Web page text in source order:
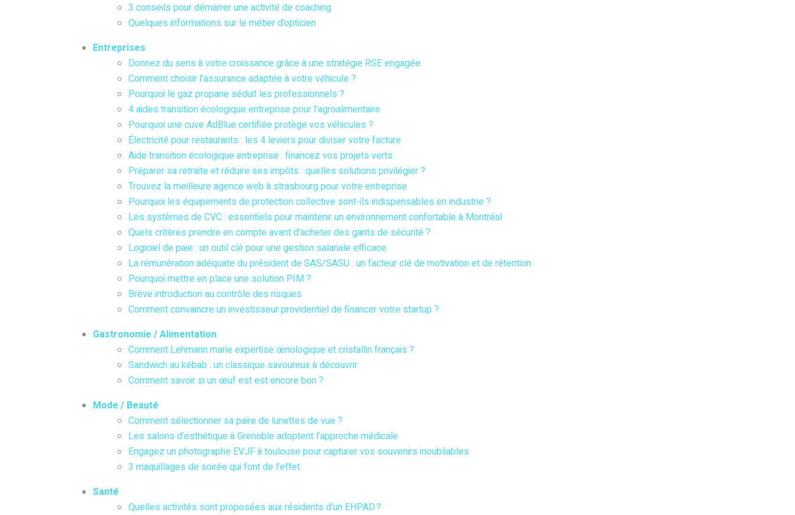
3 conseils pour démarrer une activité de coaching
Quelques informations sur le métier d’opticien
Entreprises
Donnez du sens à votre croissance grâce à une stratégie RSE engagée
Comment choisir l’assurance adaptée à votre véhicule ?
Pourquoi le gaz propane séduit les professionnels ?
4 aides transition écologique entreprise pour l’agroalimentaire
Pourquoi une cuve AdBlue certifiée protège vos véhicules ?
Électricité pour restaurants : les 4 leviers pour diviser votre facture
Aide transition écologique entreprise : financez vos projets verts
Préparer sa retraite et réduire ses impôts : quelles solutions privilégier ?
Trouvez la meilleure agence web à strasbourg pour votre entreprise
Pourquoi les équipements de protection collective sont-ils indispensables en industrie ?
Les systèmes de CVC : essentiels pour maintenir un environnement confortable à Montréal
Quels critères prendre en compte avant d’acheter des gants de sécurité ?
Logiciel de paie : un outil clé pour une gestion salariale efficace
La rémunération adéquate du président de SAS/SASU : un facteur clé de motivation et de rétention
Pourquoi mettre en place une solution PIM ?
Brève introduction au contrôle des risques
Comment convaincre un investisseur providentiel de financer votre startup ?
Gastronomie / Alimentation
Comment Lehmann marie expertise œnologique et cristallin français ?
Sandwich au kébab : un classique savoureux à découvrir
Comment savoir si un œuf est est encore bon ?
Mode / Beauté
Comment sélectionner sa paire de lunettes de vue ?
Les salons d’esthétique à Grenoble adoptent l’approche médicale
Engagez un photographe EVJF à toulouse pour capturer vos souvenirs inoubliables
3 maquillages de soirée qui font de l’effet
Santé
Quelles activités sont proposées aux résidents d’un EHPAD ?